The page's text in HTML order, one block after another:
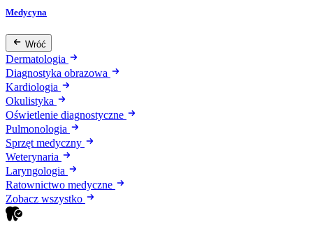
Medycyna
Wróć
Dermatologia
Diagnostyka obrazowa
Kardiologia
Okulistyka
Oświetlenie diagnostyczne
Pulmonologia
Sprzęt medyczny
Weterynaria
Laryngologia
Ratownictwo medyczne
Zobacz wszystko